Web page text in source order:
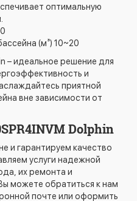
оптимальную
(м³) 10~20
– идеальное решение для
и
приятной
вне зависимости от
Dolphin
и гарантируем качество
услуги надежной
их ремонта и
можете обратиться к нам
почте или оформить